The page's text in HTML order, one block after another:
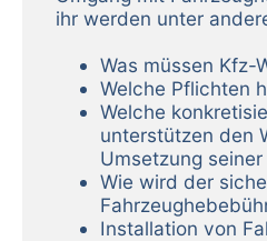
ihr werden unter
Was müssen Kfz-
Welche Pflichten
Welche
unterstützen den
Umsetzung
Wie wird der
Installation von